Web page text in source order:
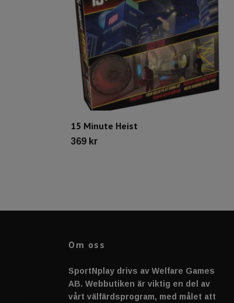
15 Minute Heist
369 kr
Om oss
SportNplay drivs av Welfare Games
AB. Webbutiken är viktig en del av
vårt välfärdsprogram, med målet att